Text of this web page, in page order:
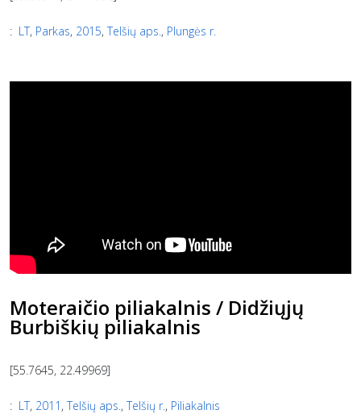
: LT, Parkas, 2015, Telšių aps., Plungės r.
Moteraičio piliakalnis / Didžiųjų
Burbiškių piliakalnis
[55.7645, 22.49969]
: LT, 2011 , Telšių aps. , Telšių r., Piliakalnis